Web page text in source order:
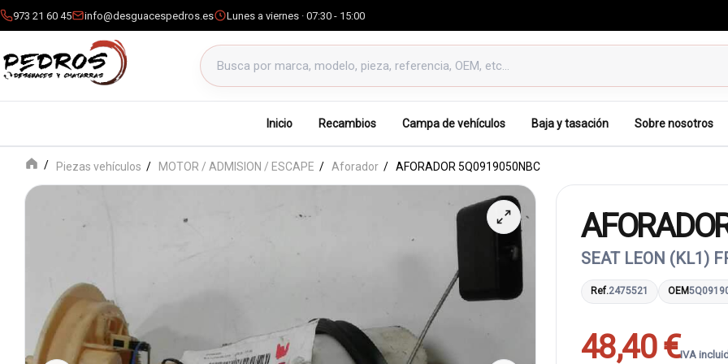
973 21 60 45 info@desguacespedros.es Lunes a viernes · 07:30 - 15:00
Buscar productos
Inicio Recambios Campa de vehículos Baja y tasación Sobre nosotros
Piezas vehículos MOTOR / ADMISION / ESCAPE Aforador AFORADOR 5Q0919050NBC
SEAT LEON (KL1)
Ref.2475521 OEM
48,40 €IVA